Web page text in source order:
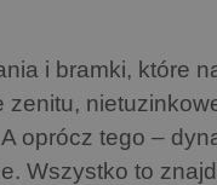
i bramki, które
oprócz tego –
Wszystko to